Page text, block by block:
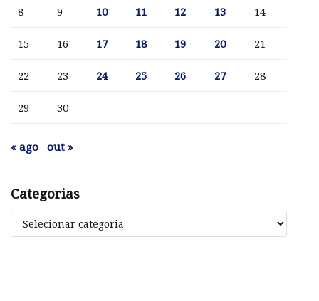
8 9 10 11 12 13 14
15 16 17 18 19 20 21
22 23 24 25 26 27 28
29 30
« ago out »
Categorias